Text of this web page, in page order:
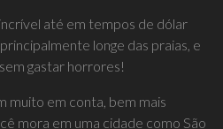
até em tempos de dólar
longe das praias, e
gastar horrores!
muito em conta, bem mais
mora em uma cidade como São